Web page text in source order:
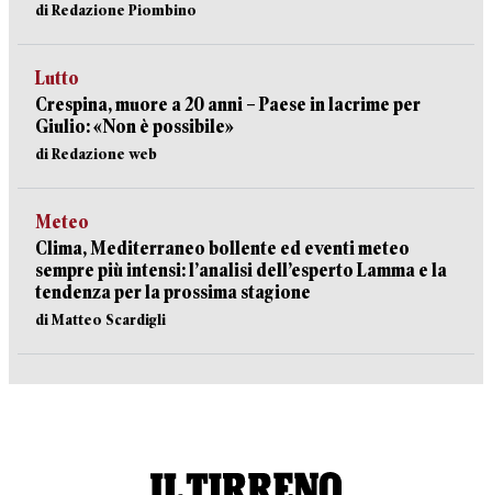
di Redazione Piombino
Lutto
Crespina, muore a 20 anni – Paese in lacrime per
Giulio: «Non è possibile»
di Redazione web
Meteo
Clima, Mediterraneo bollente ed eventi meteo
sempre più intensi: l’analisi dell’esperto Lamma e la
tendenza per la prossima stagione
di Matteo Scardigli